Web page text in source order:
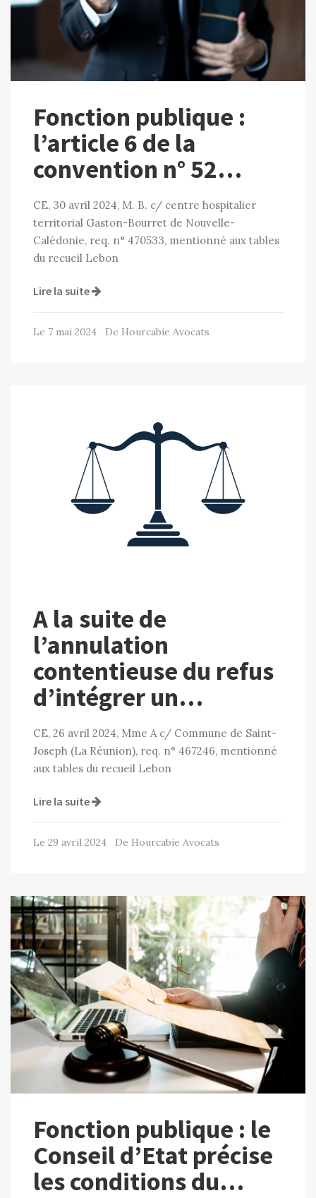
Fonction publique :
l’article 6 de la
convention n° 52…
CE, 30 avril 2024, M. B. c/ centre hospitalier
territorial Gaston-Bourret de Nouvelle-
Calédonie, req. n° 470533, mentionné aux tables
du recueil Lebon
Lire la suite
Le 7 mai 2024 De Hourcabie Avocats
A la suite de
l’annulation
contentieuse du refus
d’intégrer un…
CE, 26 avril 2024, Mme A c/ Commune de Saint-
Joseph (La Réunion), req. n° 467246, mentionné
aux tables du recueil Lebon
Lire la suite
Le 29 avril 2024 De Hourcabie Avocats
Fonction publique : le
Conseil d’Etat précise
les conditions du…